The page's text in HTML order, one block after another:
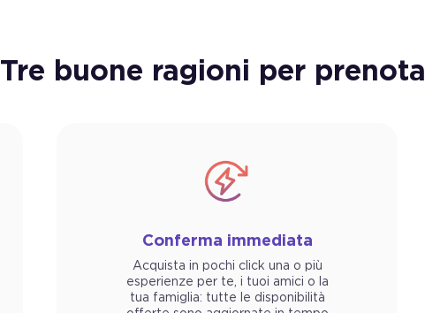
Tre buone ragioni per
Conferma immediata
Acquista in pochi click una o più
esperienze per te, i tuoi amici o la
tua famiglia: tutte le disponibilità